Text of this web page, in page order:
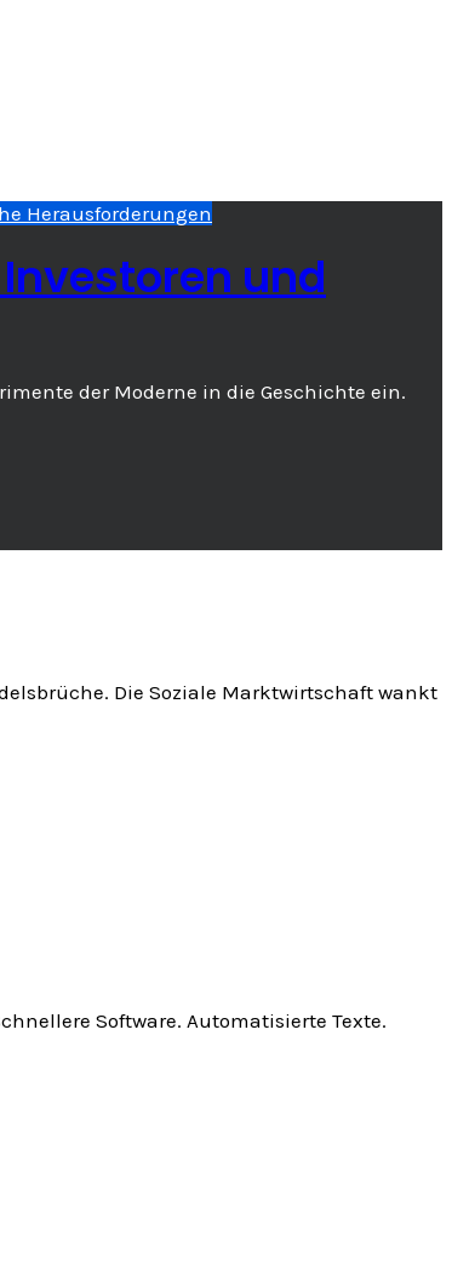
Herausforderungen
und
der Moderne in die Geschichte ein.
Die Soziale Marktwirtschaft wankt
Software. Automatisierte Texte.